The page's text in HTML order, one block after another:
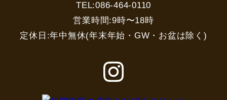
TEL:086-464-0110
営業時間:9時〜18時
定休日:年中無休(年末年始・GW・お盆は除く)